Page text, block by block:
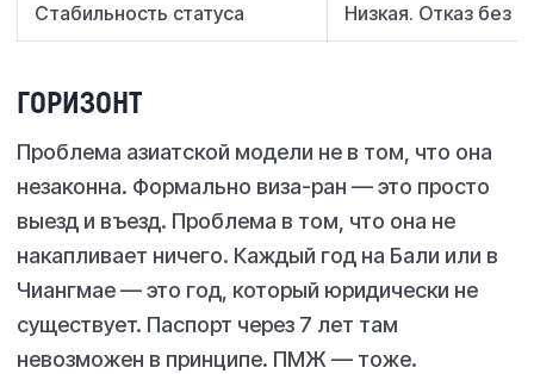
Стабильность статуса Низкая. Отказ без
ГОРИЗОНТ
Проблема азиатской модели не в том, что она
незаконна. Формально виза-ран — это просто
выезд и въезд. Проблема в том, что она не
накапливает ничего. Каждый год на Бали или в
Чиангмае — это год, который юридически не
существует. Паспорт через 7 лет там
невозможен в принципе. ПМЖ — тоже.